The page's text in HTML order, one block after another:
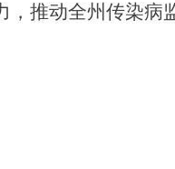
，推动全州传染病